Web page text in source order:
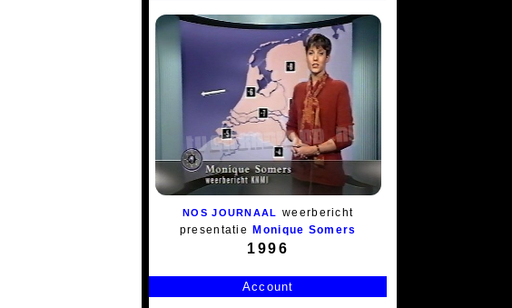
NOS JOURNAAL
weerbericht
presentatie Monique Somers
1996
Account